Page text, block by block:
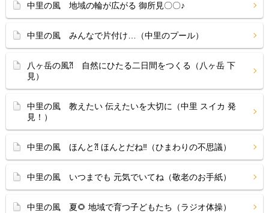
中里の風 地域の輪が広がる 御所見〇〇♪
中里の風 みんなで片付け…（中里のプール）
八ヶ岳の風⁈ 自然にひたる二日間をつくる（八ヶ岳 下
見）
中里の風 教えたい 伝えたいを大切に（中里 スイカ 発
見！）
中里の風 ほんと⁈ ほんとだね‼（ひまわりの不思議）
中里の風 いつまでも 元気でいてね（敬老のお手紙）
中里の風 夏🌻 地域で育つ子どもたち（ラジオ体操）